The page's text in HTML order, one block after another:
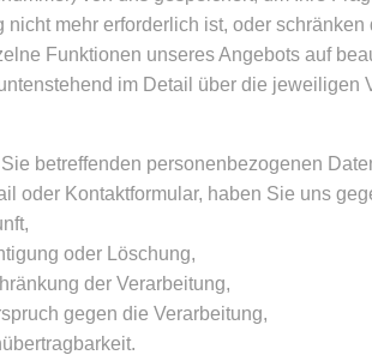
nicht mehr erforderlich ist, oder
Funktionen unseres Angebots auf
im Detail über die jeweiligen
betreffenden personenbezogenen
oder Kontaktformular, haben Sie uns
oder Löschung,
der Verarbeitung,
gegen die Verarbeitung,